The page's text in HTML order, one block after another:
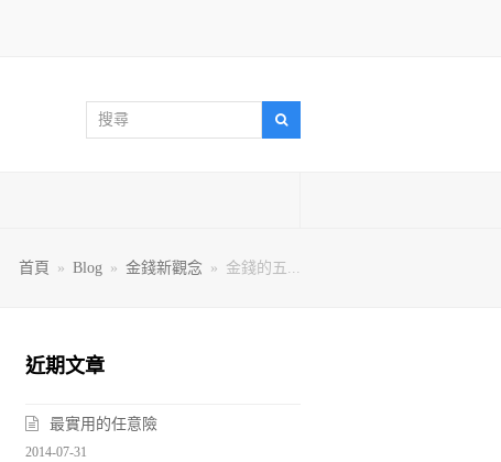
搜
尋
首頁 » Blog » 金錢新觀念 » 金錢的五...
近期文章
最實用的任意險
2014-07-31